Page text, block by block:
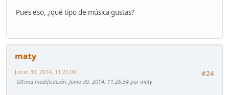
Pues eso, ¿qué tipo de música gustas?
maty
#24
Junio 30, 2014, 11:25:09
Ultima modificación: Junio 30, 2014, 11:26:54 por maty